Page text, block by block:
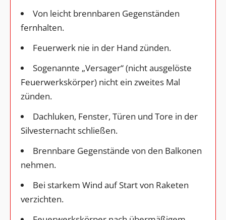
Von leicht brennbaren Gegenständen
fernhalten.
Feuerwerk nie in der Hand zünden.
Sogenannte „Versager“ (nicht ausgelöste
Feuerwerkskörper) nicht ein zweites Mal
zünden.
Dachluken, Fenster, Türen und Tore in der
Silvesternacht schließen.
Brennbare Gegenstände von den Balkonen
nehmen.
Bei starkem Wind auf Start von Raketen
verzichten.